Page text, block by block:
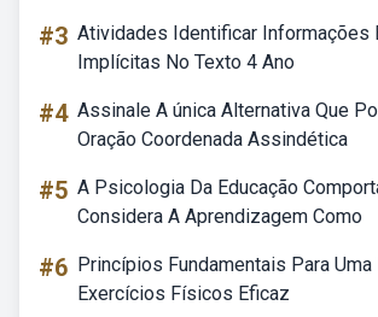
#3 Atividades Identificar Informações
Implícitas No Texto 4 Ano
#4 Assinale A única Alternativa Que
Oração Coordenada Assindética
#5 A Psicologia Da Educação
Considera A Aprendizagem Como
#6 Princípios Fundamentais Para
Exercícios Físicos Eficaz